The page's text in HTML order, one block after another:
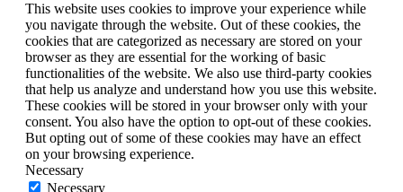
This website uses cookies to improve your experience while
you navigate through the website. Out of these cookies, the
cookies that are categorized as necessary are stored on your
browser as they are essential for the working of basic
functionalities of the website. We also use third-party cookies
that help us analyze and understand how you use this website.
These cookies will be stored in your browser only with your
consent. You also have the option to opt-out of these cookies.
But opting out of some of these cookies may have an effect
on your browsing experience.
Necessary
Necessary